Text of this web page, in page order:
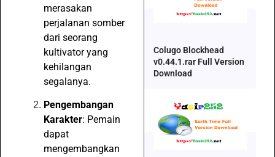
merasakan
perjalanan somber
dari seorang
kultivator yang
kehilangan
segalanya.
Pengembangan
Karakter: Pemain
dapat
mengembangkan
Colugo Blockhead
v0.44.1.rar Full Version
Download